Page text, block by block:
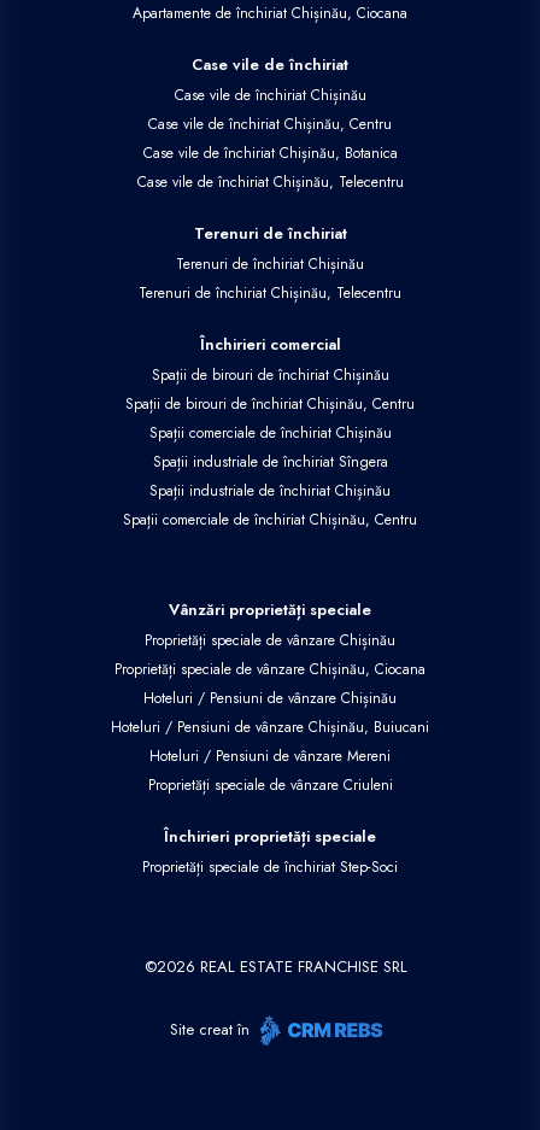
Apartamente de închiriat Chișinău, Ciocana
Case vile de închiriat
Case vile de închiriat Chișinău
Case vile de închiriat Chișinău, Centru
Case vile de închiriat Chișinău, Botanica
Case vile de închiriat Chișinău, Telecentru
Terenuri de închiriat
Terenuri de închiriat Chișinău
Terenuri de închiriat Chișinău, Telecentru
Închirieri comercial
Spații de birouri de închiriat Chișinău
Spații de birouri de închiriat Chișinău, Centru
Spații comerciale de închiriat Chișinău
Spații industriale de închiriat Sîngera
Spații industriale de închiriat Chișinău
Spații comerciale de închiriat Chișinău, Centru
Vânzări proprietăți speciale
Proprietăți speciale de vânzare Chișinău
Proprietăți speciale de vânzare Chișinău, Ciocana
Hoteluri / Pensiuni de vânzare Chișinău
Hoteluri / Pensiuni de vânzare Chișinău, Buiucani
Hoteluri / Pensiuni de vânzare Mereni
Proprietăți speciale de vânzare Criuleni
Închirieri proprietăți speciale
Proprietăți speciale de închiriat Step-Soci
©2026 REAL ESTATE FRANCHISE SRL
Site creat în